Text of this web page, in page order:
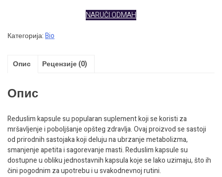
NARUČI ODMAH
Категорија:Bio
Опис Рецензије (0)
Опис
Reduslim kapsule su popularan suplement koji se koristi za
mršavljenje i poboljšanje opšteg zdravlja. Ovaj proizvod se sastoji
od prirodnih sastojaka koji deluju na ubrzanje metabolizma,
smanjenje apetita i sagorevanje masti. Reduslim kapsule su
dostupne u obliku jednostavnih kapsula koje se lako uzimaju, što ih
čini pogodnim za upotrebu i u svakodnevnoj rutini.